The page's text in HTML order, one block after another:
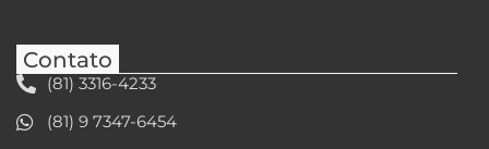
Contato
(81) 3316-4233
(81) 9 7347-6454